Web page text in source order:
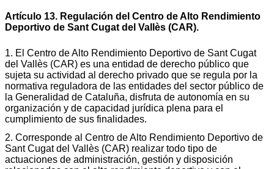
Artículo 13. Regulación del Centro de Alto Rendimiento
Deportivo de Sant Cugat del Vallès (CAR).
1. El Centro de Alto Rendimiento Deportivo de Sant Cugat
del Vallès (CAR) es una entidad de derecho público que
sujeta su actividad al derecho privado que se regula por la
normativa reguladora de las entidades del sector público de
la Generalidad de Cataluña, disfruta de autonomía en su
organización y de capacidad jurídica plena para el
cumplimiento de sus finalidades.
2. Corresponde al Centro de Alto Rendimiento Deportivo de
Sant Cugat del Vallès (CAR) realizar todo tipo de
actuaciones de administración, gestión y disposición